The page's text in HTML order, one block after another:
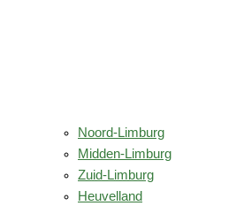
Noord-Limburg
Midden-Limburg
Zuid-Limburg
Heuvelland